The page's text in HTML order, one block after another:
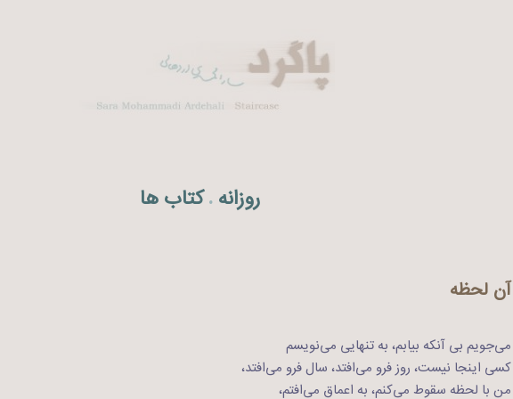
روزانه . کتاب ها
آن لحظه
می‌جویم بی آنکه بیابم، به تنهایی می‌نویسم
کسی اینجا نیست، روز فرو می‌افتد، سال فرو می‌افتد،
من با لحظه سقوط می‌کنم، به اعماق می‌افتم،